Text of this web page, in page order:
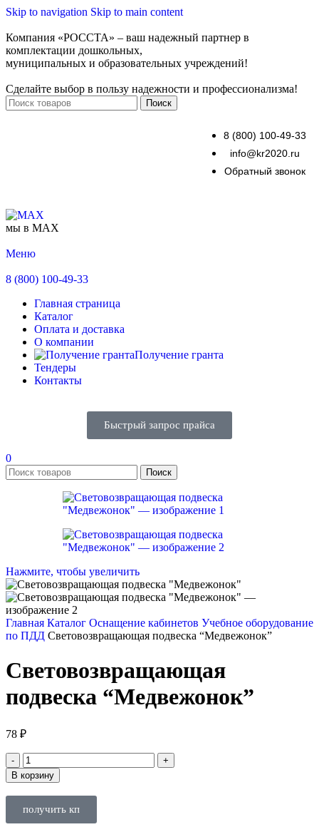
Skip to navigation Skip to main content
Компания «РОССТА» – ваш надежный партнер в
комплектации дошкольных,
муниципальных и образовательных учреждений!
Сделайте выбор в пользу надежности и профессионализма!
Поиск
8 (800) 100-49-33
info@kr2020.ru
Обратный звонок
мы в MAX
Меню
8 (800) 100-49-33
Главная страница
Каталог
Оплата и доставка
О компании
Получение гранта
Тендеры
Контакты
Быстрый запрос прайса
0
Поиск
Нажмите, чтобы увеличить
Главная Каталог Оснащение кабинетов Учебное оборудование
по ПДД Световозвращающая подвеска “Медвежонок”
Световозвращающая
подвеска “Медвежонок”
78 ₽
В корзину
получить кп